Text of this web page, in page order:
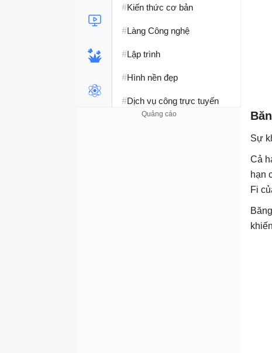
Sự
Cả
hạn
Fi
#Kiến thức cơ bản
#Làng Công nghệ
#Lập trình
#Hình nền đẹp
#Dịch vụ công trực tuyến